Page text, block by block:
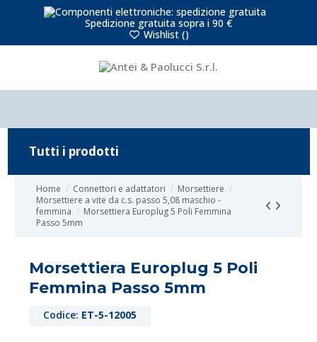
Spedizione gratuita sopra i 90 €
Wishlist ()
Home Connettori e adattatori
Morsettiere
Morsettiere a vite da c.s. passo 5,08 maschio -
femmina
Morsettiera Europlug 5 Poli Femmina
Passo 5mm
Morsettiera Europlug 5 Poli
Femmina Passo 5mm
Codice: ET-5-12005
Tutti i prodotti